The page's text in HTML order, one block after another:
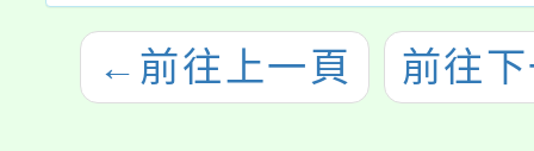
← 前往上一頁 前往